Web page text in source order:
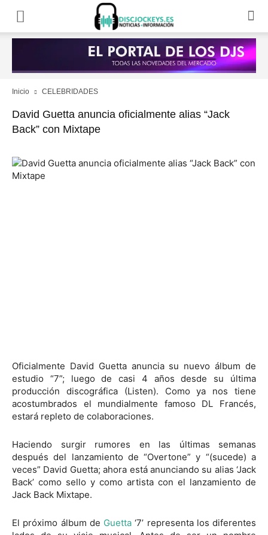
Inicio CELEBRIDADES
David Guetta anuncia oficialmente alias “Jack
Back” con Mixtape
Oficialmente David Guetta anuncia su nuevo álbum de
estudio “7”; luego de casi 4 años desde su última
producción discográfica (Listen). Como ya nos tiene
acostumbrados el mundialmente famoso DL Francés,
estará repleto de colaboraciones.
Haciendo surgir rumores en las últimas semanas
después del lanzamiento de “Overtone” y “(sucede) a
veces” David Guetta; ahora está anunciando su alias ‘Jack
Back’ como sello y como artista con el lanzamiento de
Jack Back Mixtape.
El próximo álbum de Guetta ‘7’ representa los diferentes